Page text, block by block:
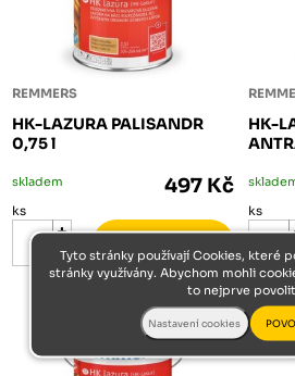
REMMERS
HK-LAZURA PALISANDR
0,75 l
skladem 497 Kč
ks
HK-
ks
Tyto stránky používají Cookies, které
stránky využívány. Abychom mohli
to nejprve